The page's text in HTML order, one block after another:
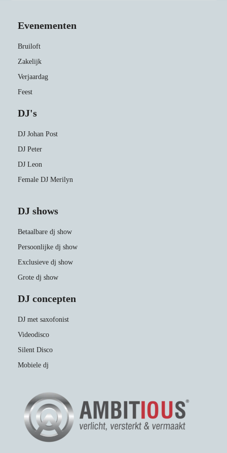
Evenementen
Bruiloft
Zakelijk
Verjaardag
Feest
DJ's
DJ Johan Post
DJ Peter
DJ Leon
Female DJ Merilyn
DJ shows
Betaalbare dj show
Persoonlijke dj show
Exclusieve dj show
Grote dj show
DJ concepten
DJ met saxofonist
Videodisco
Silent Disco
Mobiele dj